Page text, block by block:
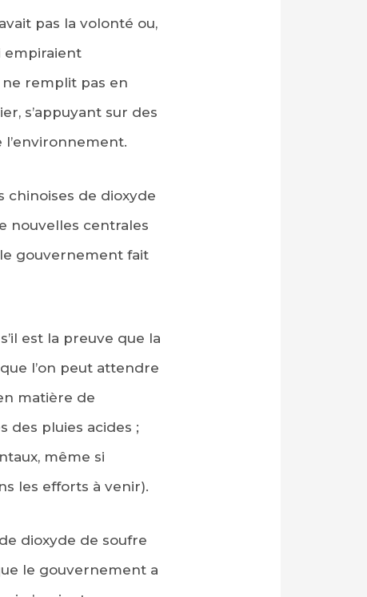
pas la volonté ou,
empiraient
ne remplit pas en
s’appuyant sur des
chinoises de dioxyde
nouvelles centrales
gouvernement fait
est la preuve que la
l’on peut attendre
matière de
des pluies acides ;
même si
les efforts à venir).
dioxyde de soufre
le gouvernement a